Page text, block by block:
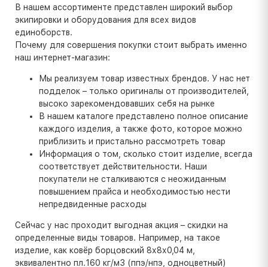
В нашем ассортименте представлен широкий выбор
экипировки и оборудования для всех видов
единоборств.
Почему для совершения покупки стоит выбрать именно
наш интернет-магазин:
Мы реализуем товар известных брендов. У нас нет
подделок – только оригиналы от производителей,
высоко зарекомендовавших себя на рынке
В нашем каталоге представлено полное описание
каждого изделия, а также фото, которое можно
приблизить и пристально рассмотреть товар
Информация о том, сколько стоит изделие, всегда
соответствует действительности. Наши
покупатели не сталкиваются с неожиданным
повышением прайса и необходимостью нести
непредвиденные расходы
Сейчас у нас проходит выгодная акция – скидки на
определенные виды товаров. Например, на такое
изделие, как ковёр борцовский 8х8х0,04 м,
эквивалентно пл.160 кг/м3 (ппэ/нпэ, одноцветный)